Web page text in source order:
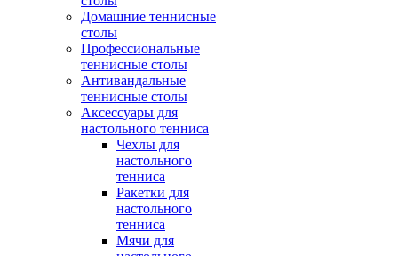
Домашние теннисные
столы
Профессиональные
теннисные столы
Антивандальные
теннисные столы
Аксессуары для
настольного тенниса
Чехлы для
настольного
тенниса
Ракетки для
настольного
тенниса
Мячи для